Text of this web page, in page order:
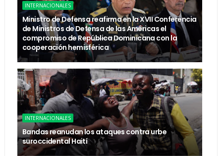
INTERNACIONALES
Ministro de Defensa reafirma en la XVII Conferencia
de Ministros de Defensa de las Américas el
compromiso de República Dominicana con la
cooperación hemisférica
INTERNACIONALES
Bandas reanudan los ataques contra urbe
suroccidental Haití